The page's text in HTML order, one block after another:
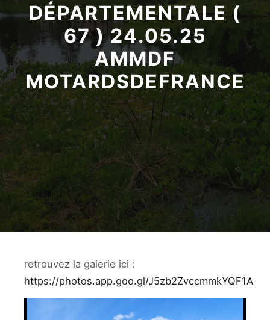
DÉPARTEMENTALE (
67 ) 24.05.25
AMMDF
MOTARDSDEFRANCE
retrouvez la galerie ici :
https://photos.app.goo.gl/J5zb2ZvccmmkYQF1A